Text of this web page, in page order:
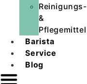
Reinigungs-
&
Pflegemittel
Barista
Service
Blog